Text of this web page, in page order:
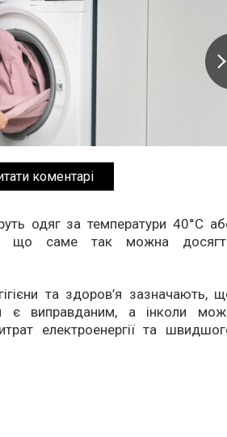
коментарі
одяг за температури 40°C
що саме так можна
та здоров’я зазначають,
є виправданим, а інколи
електроенергії та